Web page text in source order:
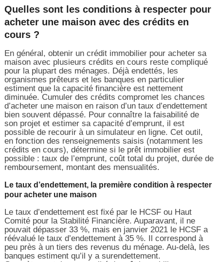
Quelles sont les conditions à respecter pour
acheter une maison avec des crédits en
cours ?
En général, obtenir un crédit immobilier pour acheter sa
maison avec plusieurs crédits en cours reste compliqué
pour la plupart des ménages. Déjà endettés, les
organismes prêteurs et les banques en particulier
estiment que la capacité financière est nettement
diminuée. Cumuler des crédits compromet les chances
d’acheter une maison en raison d’un taux d’endettement
bien souvent dépassé. Pour connaître la faisabilité de
son projet et estimer sa capacité d’emprunt, il est
possible de recourir à un simulateur en ligne. Cet outil,
en fonction des renseignements saisis (notamment les
crédits en cours), détermine si le prêt immobilier est
possible : taux de l’emprunt, coût total du projet, durée de
remboursement, montant des mensualités.
Le taux d’endettement, la première condition à respecter
pour acheter une maison
Le taux d’endettement est fixé par le HCSF ou Haut
Comité pour la Stabilité Financière. Auparavant, il ne
pouvait dépasser 33 %, mais en janvier 2021 le HCSF a
réévalué le taux d’endettement à 35 %. Il correspond à
peu près à un tiers des revenus du ménage. Au-delà, les
banques estiment qu’il y a surendettement.